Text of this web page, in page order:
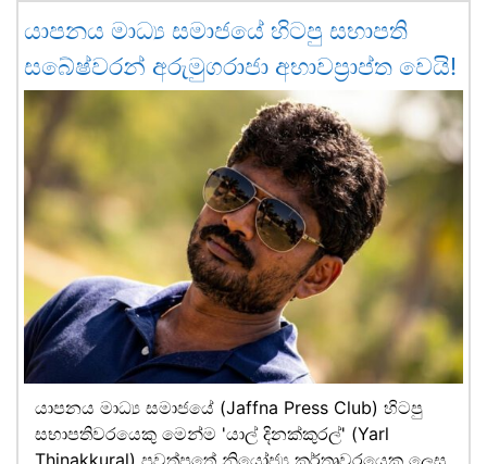
යාපනය මාධ්‍ය සමාජයේ හිටපු සභාපති
සබේෂ්වරන් අරුමුගරාජා අභාවප්‍රාප්ත වෙයි!
යාපනය මාධ්‍ය සමාජයේ (Jaffna Press Club) හිටපු
සභාපතිවරයෙකු මෙන්ම 'යාල් දිනක්කුරල්' (Yarl
Thinakkural) පුවත්පතේ නියෝජ්‍ය කර්තෘවරයෙකු ලෙස